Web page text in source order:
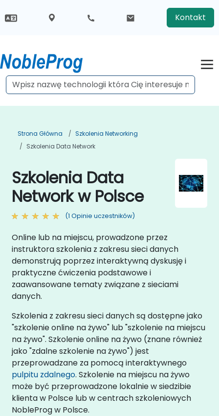
Kontakt
Strona Główna
Szkolenia Networking
Szkolenia Data Network
Szkolenia Data
Network w Polsce
(1 Opinie uczestników)
Online lub na miejscu, prowadzone przez
instruktora szkolenia z zakresu sieci danych
demonstrują poprzez interaktywną dyskusję i
praktyczne ćwiczenia podstawowe i
zaawansowane tematy związane z sieciami
danych.
Szkolenia z zakresu sieci danych są dostępne jako
"szkolenie online na żywo" lub "szkolenie na miejscu
na żywo". Szkolenie online na żywo (znane również
jako "zdalne szkolenie na żywo") jest
przeprowadzane za pomocą interaktywnego
pulpitu zdalnego. Szkolenie na miejscu na żywo
może być przeprowadzone lokalnie w siedzibie
klienta w Polsce lub w centrach szkoleniowych
NobleProg w Polsce.